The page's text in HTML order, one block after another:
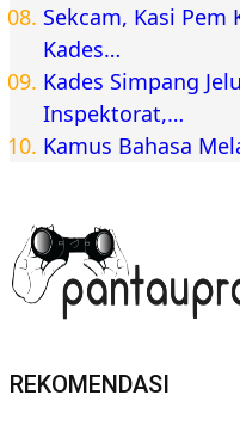
Sekcam, Kasi Pem
Kades…
Kades Simpang
Inspektorat,…
Kamus Bahasa
REKOMENDASI